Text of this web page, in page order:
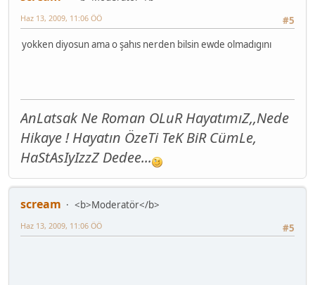
#5
Haz 13, 2009, 11:06 ÖÖ
yokken diyosun ama o şahıs nerden bilsin ewde olmadıgını
AnLatsak Ne Roman OLuR HayatımıZ,,Nede
Hikaye ! Hayatın ÖzeTi TeK BiR CümLe,
HaStAsIyIzzZ Dedee...
scream
<b>Moderatör</b>
#5
Haz 13, 2009, 11:06 ÖÖ